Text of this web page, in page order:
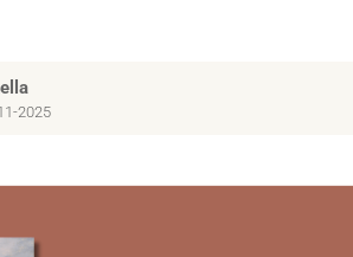
2025